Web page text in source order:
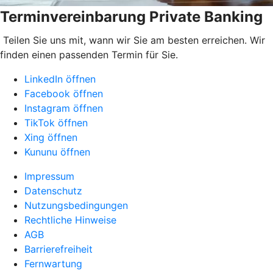
Terminvereinbarung Private Banking
Teilen Sie uns mit, wann wir Sie am besten erreichen. Wir
finden einen passenden Termin für Sie.
LinkedIn öffnen
Facebook öffnen
Instagram öffnen
TikTok öffnen
Xing öffnen
Kununu öffnen
Impressum
Datenschutz
Nutzungsbedingungen
Rechtliche Hinweise
AGB
Barrierefreiheit
Fernwartung